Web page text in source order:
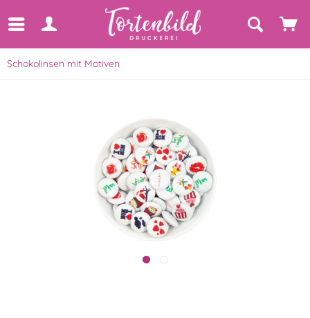
Schokolinsen mit Motiven